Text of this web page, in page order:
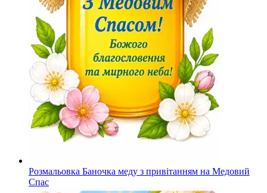
Розмальовка Баночка меду з привітанням на Медовий
Спас